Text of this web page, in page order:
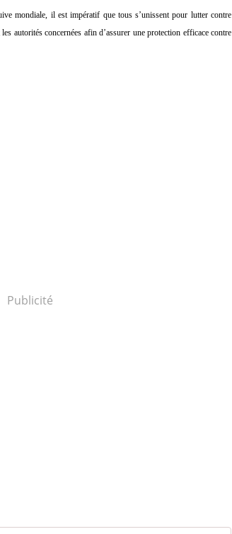
mondiale, il est impératif que tous s’unissent pour lutter contre
autorités concernées afin d’assurer une protection efficace contre
Publicité